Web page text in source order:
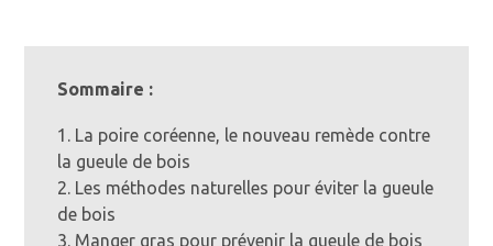
Sommaire :
1. La poire coréenne, le nouveau remède contre
la gueule de bois
2. Les méthodes naturelles pour éviter la gueule
de bois
3. Manger gras pour prévenir la gueule de bois